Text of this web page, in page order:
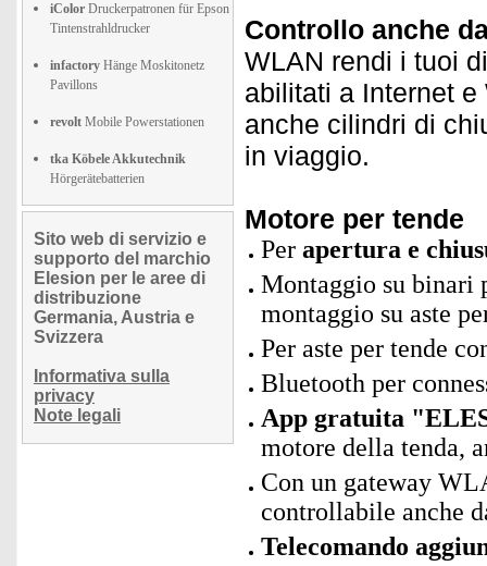
iColor Druckerpatronen für Epson
Tintenstrahldrucker
infactory Hänge Moskitonetz
Pavillons
revolt Mobile Powerstationen
tka Köbele Akkutechnik
Hörgerätebatterien
Sito web di servizio e
supporto del marchio
Elesion per le aree di
distribuzione
Germania, Austria e
Svizzera
Informativa sulla
privacy
Note legali
Controllo anche
WLAN rendi i tuoi
abilitati a Internet
anche cilindri di
in viaggio.
Motore per tende
Per apertura e
Montaggio su binari
montaggio su aste
Per aste per tende
Bluetooth per
App gratuita
motore della tenda,
Con un gateway
controllabile anche
Telecomando